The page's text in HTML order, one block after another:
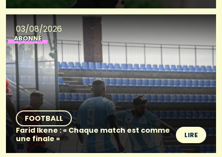
03/08/2026
ABONNÉ
FOOTBALL
Farid Ikene : « Chaque match est comme
une finale »
LIRE